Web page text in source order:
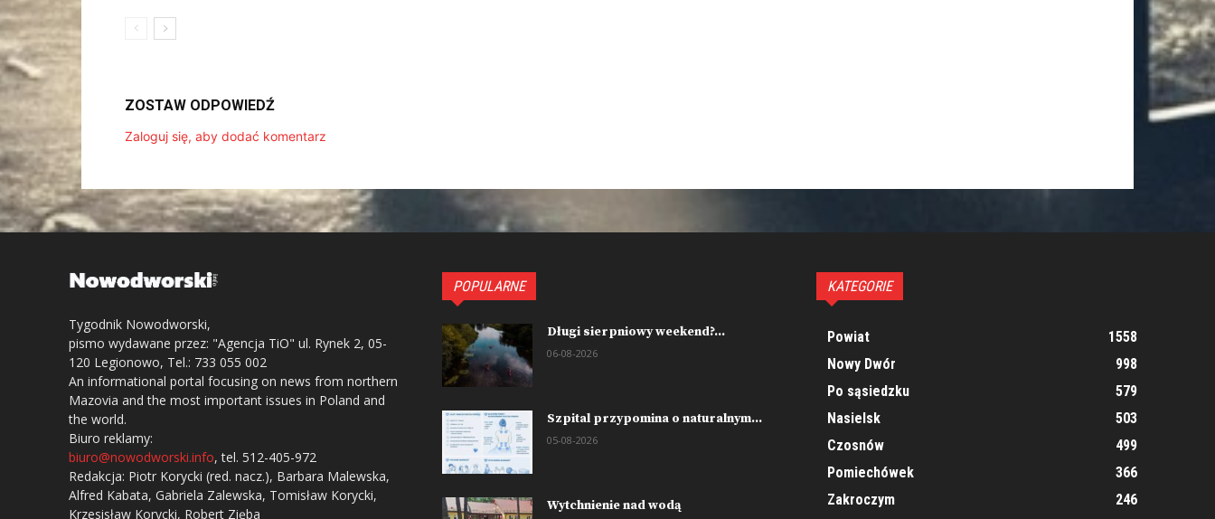
ZOSTAW ODPOWIEDŹ
Zaloguj się, aby dodać komentarz
Tygodnik Nowodworski,
pismo wydawane przez: "Agencja TiO" ul. Rynek 2, 05-
120 Legionowo, Tel.: 733 055 002
An informational portal focusing on news from northern
Mazovia and the most important issues in Poland and
the world.
Biuro reklamy:
biuro@nowodworski.info, tel. 512-405-972
Redakcja: Piotr Korycki (red. nacz.), Barbara Malewska,
Alfred Kabata, Gabriela Zalewska, Tomisław Korycki,
Krzesisław Korycki, Robert Zięba
POPULARNE
Długi sierpniowy weekend?...
06-08-2026
Szpital przypomina o naturalnym...
05-08-2026
Wytchnienie nad wodą
KATEGORIE
Powiat
1558
Nowy Dwór
998
Po sąsiedzku
579
Nasielsk
503
Czosnów
499
Pomiechówek
366
Zakroczym
246